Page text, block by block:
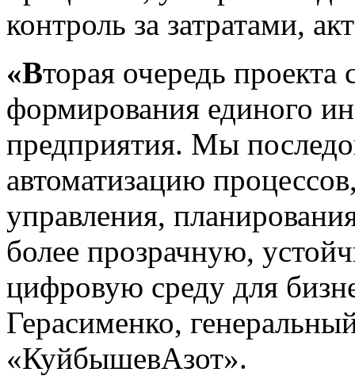
контроль за затратами,
«Вторая очередь
формирования единого
предприятия. Мы
автоматизацию
управления,
более прозрачную,
цифровую среду для
Герасименко,
«КуйбышевАзот».